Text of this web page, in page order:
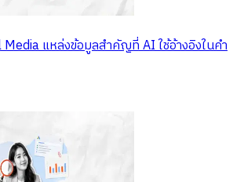
แหล่งข้อมูลสำคัญที่ AI ใช้อ้างอิงในคำ